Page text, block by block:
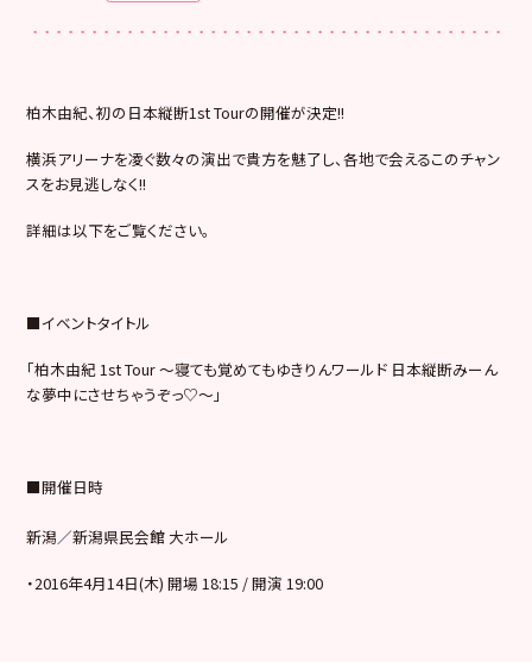
柏木由紀、初の日本縦断1st Tourの開催が決定!!
横浜アリーナを凌ぐ数々の演出で貴方を魅了し、各地で会えるこのチャン
スをお見逃しなく!!
詳細は以下をご覧ください。
■イベントタイトル
「柏木由紀 1st Tour～寝ても覚めてもゆきりんワールド 日本縦断みーん
な夢中にさせちゃうぞっ♡～」
■開催日時
新潟／新潟県民会館 大ホール
・2016年4月14日(木)開場 18:15 /開演 19:00